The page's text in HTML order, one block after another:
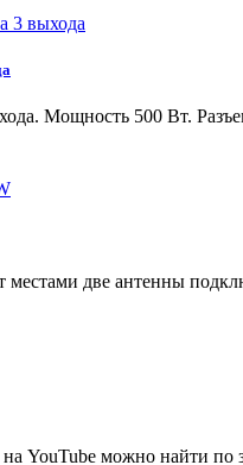
Мощность 500 Вт.
две антенны
YouTube можно найти